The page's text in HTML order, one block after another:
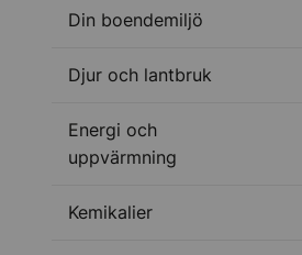
Din boendemiljö
Djur och lantbruk
Energi och
uppvärmning
Kemikalier